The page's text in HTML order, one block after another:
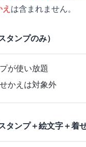
は含まれません。
タンプのみ）
が使い放題
かえは対象外
タンプ＋絵文字＋着